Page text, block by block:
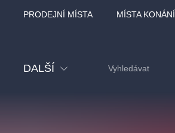
PRODEJNÍ MÍSTA MÍSTA KONÁNÍ
DALŠÍ